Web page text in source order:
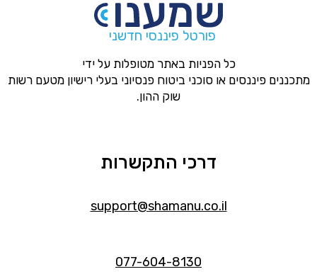
פורטל פיננסי חדשני
כל הפניות באתר מטופלות על ידי
מתכננים פיננסים או סוכני ביטוח פנסיוני בעלי רישיון מטעם רשות
שוק ההון.
דרכי התקשרות
support@shamanu.co.il
077-604-8130